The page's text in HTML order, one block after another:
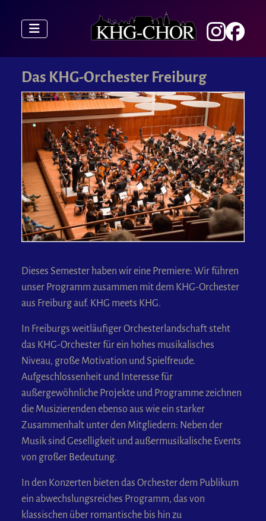
Das KHG-Orchester Freiburg
Dieses Semester haben wir eine Premiere: Wir führen
unser Programm zusammen mit dem KHG-Orchester
aus Freiburg auf. KHG meets KHG.
In Freiburgs weitläufiger Orchesterlandschaft steht
das KHG-Orchester für ein hohes musikalisches
Niveau, große Motivation und Spielfreude.
Aufgeschlossenheit und Interesse für
außergewöhnliche Projekte und Programme zeichnen
die Musizierenden ebenso aus wie ein starker
Zusammenhalt unter den Mitgliedern: Neben der
Musik sind Geselligkeit und außermusikalische Events
von großer Bedeutung.
In den Konzerten bieten das Orchester dem Publikum
ein abwechslungsreiches Programm, das von
klassischen über romantische bis hin zu